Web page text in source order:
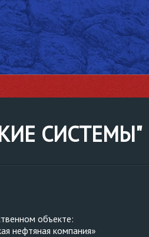
СИСТЕМЫ"
объекте:
нефтяная компания»